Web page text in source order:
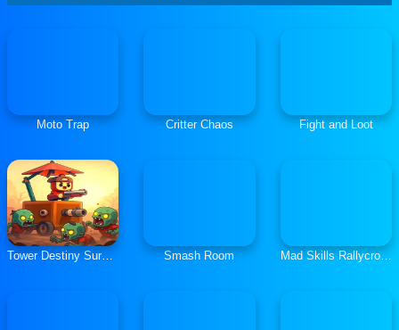
Moto Trap Critter Chaos Fight and Loot
Tower Destiny Survive Smash Room Mad Skills Rallycross